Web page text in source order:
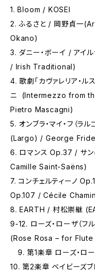
1. Bloom / KOSEI
2. ふるさと / 岡野貞一
Okano)
3. ダニー・ボーイ / アイ
/ Irish Traditional)
4. 歌劇「カヴァレリア・
ニ (Intermezzo from
Pietro Mascagni)
5. オンブラ・マイ・フ（
(Largo) / George
6. ロマンス Op.37 / サ
Camille Saint-Saëns)
7. コンチェルティーノ
Op.107 / Cécile
8. EARTH / 村松崇継
9-12. ローズ・ローザ（フ
(Rose Rosa – for
9. 第1楽章 ローズ・
10. 第2楽章 ベイビー